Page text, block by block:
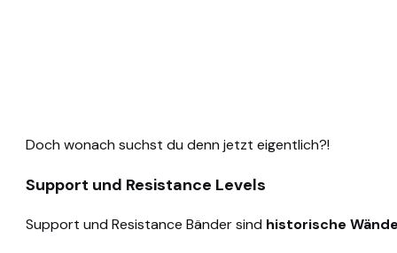
Doch wonach suchst du denn jetzt eigentlich?!
Support und Resistance Levels
Support und Resistance Bänder sind historische